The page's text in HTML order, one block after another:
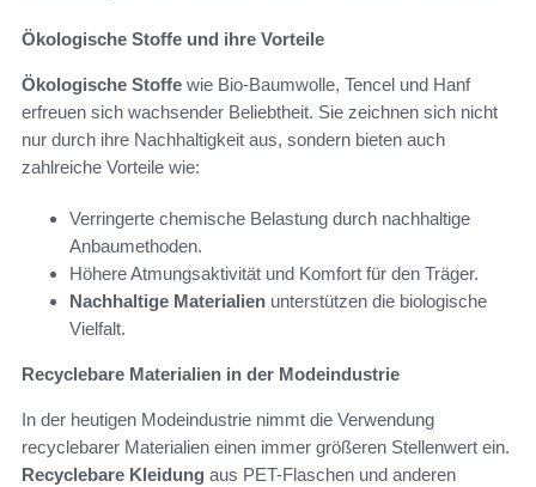
Ökologische Stoffe und ihre Vorteile
Ökologische Stoffe wie Bio-Baumwolle, Tencel und Hanf
erfreuen sich wachsender Beliebtheit. Sie zeichnen sich nicht
nur durch ihre Nachhaltigkeit aus, sondern bieten auch
zahlreiche Vorteile wie:
Verringerte chemische Belastung durch nachhaltige
Anbaumethoden.
Höhere Atmungsaktivität und Komfort für den Träger.
Nachhaltige Materialien unterstützen die biologische
Vielfalt.
Recyclebare Materialien in der Modeindustrie
In der heutigen Modeindustrie nimmt die Verwendung
recyclebarer Materialien einen immer größeren Stellenwert ein.
Recyclebare Kleidung aus PET-Flaschen und anderen